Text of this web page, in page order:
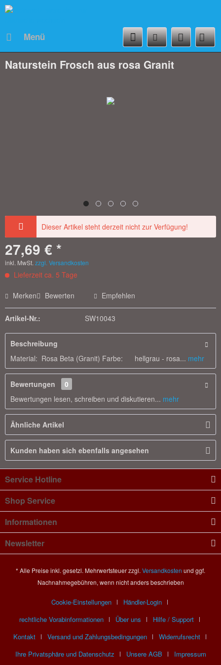
Menü
Naturstein Frosch aus rosa Granit
Dieser Artikel steht derzeit nicht zur Verfügung!
27,69 € *
inkl. MwSt. zzgl. Versandkosten
Lieferzeit ca. 5 Tage
Merken Bewerten Empfehlen
Artikel-Nr.: SW10043
Beschreibung
Material: Rosa Beta (Granit) Farbe: hellgrau - rosa... mehr
Bewertungen
0
Bewertungen lesen, schreiben und diskutieren... mehr
Ähnliche Artikel
Kunden haben sich ebenfalls angesehen
Service Hotline
Shop Service
Informationen
Newsletter
* Alle Preise inkl. gesetzl. Mehrwertsteuer zzgl. Versandkosten und ggf.
Nachnahmegebühren, wenn nicht anders beschrieben
Cookie-Einstellungen
Händler-Login
rechtliche Vorabinformationen
Über uns
Hilfe / Support
Kontakt
Versand und Zahlungsbedingungen
Widerrufsrecht
Ihre Privatsphäre und Datenschutz
Unsere AGB Impressum